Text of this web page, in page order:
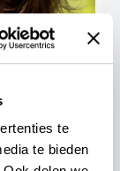
te
te bieden